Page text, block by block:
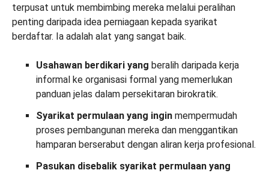
terpusat untuk membimbing mereka melalui peralihan
penting daripada idea perniagaan kepada syarikat
berdaftar. Ia adalah alat yang sangat baik.
Usahawan berdikari yang beralih daripada kerja
informal ke organisasi formal yang memerlukan
panduan jelas dalam persekitaran birokratik.
Syarikat permulaan yang ingin mempermudah
proses pembangunan mereka dan menggantikan
hamparan berserabut dengan aliran kerja profesional.
Pasukan disebalik syarikat permulaan yang